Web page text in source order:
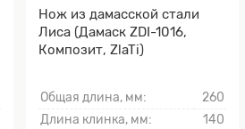
Нож из дамасской стали
Лиса (Дамаск ZDI-1016,
Композит, ZlaTi)
Общая длина, мм:
260
Длина клинка, мм:
140